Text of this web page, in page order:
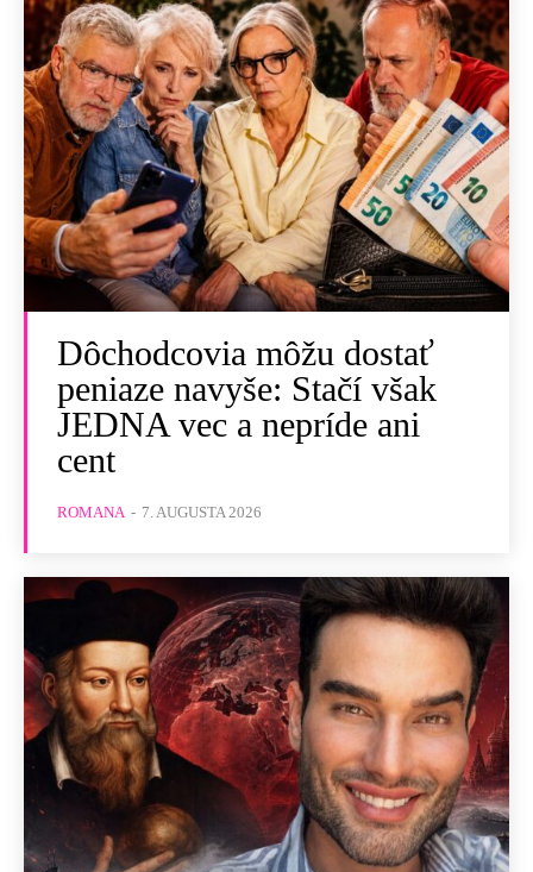
Dôchodcovia môžu dostať
peniaze navyše: Stačí však
JEDNA vec a nepríde ani
cent
ROMANA - 7. AUGUSTA 2026